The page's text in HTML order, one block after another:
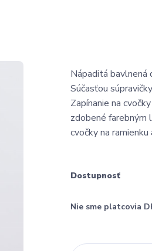
Nápaditá bavlnená
Súčasťou
Zapínanie na
zdobené farebným
cvočky na ramienku
Dostupnosť
Nie sme platcovia